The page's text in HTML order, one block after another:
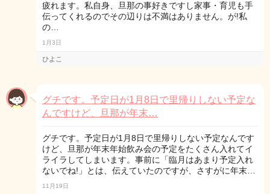
疲れます。私自身、旦那の事好きですし家事・育児も手
伝ってくれるのでその辺りは不満はありません。が!私
の…
1月3日
ひよこ
グチです。予定日が1月8日で里帰りしない予定な
んですけど、旦那が年末…
グチです。予定日が1月8日で里帰りしない予定なんです
けど、旦那が年末年始飲み会の予定をたくさん入れてイ
ライラしてしまいます。事前に「臨月はあまり予定入れ
ないでね!」とは、伝えていたのですが、さすがに年末…
11月19日